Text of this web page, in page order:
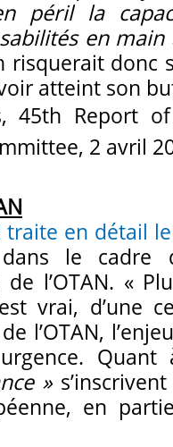
péril la
en
risquerait donc
atteint son
45th Report
2 avril
traite en détail
dans le cadre
l’OTAN. «
vrai, d’une
l’OTAN,
»
en